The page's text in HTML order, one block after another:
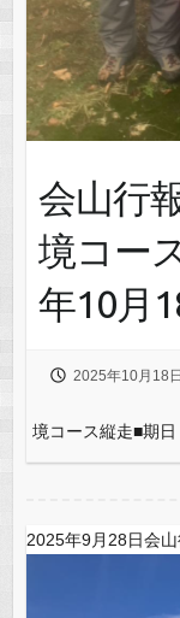
会山行
境コー
年10月
2025年10月18日
境コース縦走■期日
2025年9月28日会